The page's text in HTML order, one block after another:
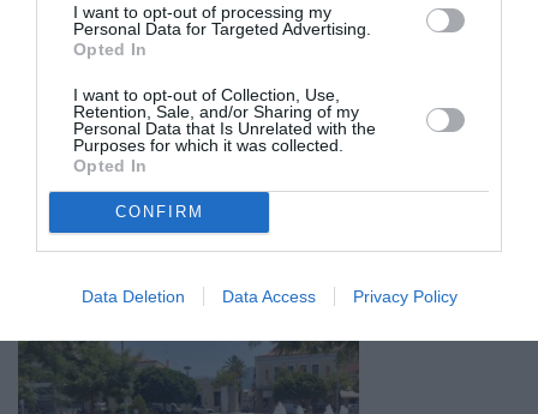
I want to opt-out of processing my
Personal Data for Targeted Advertising.
Opted In
I want to opt-out of Collection, Use,
Retention, Sale, and/or Sharing of my
Personal Data that Is Unrelated with the
Purposes for which it was collected.
Opted In
CONFIRM
Data Deletion Data Access Privacy Policy